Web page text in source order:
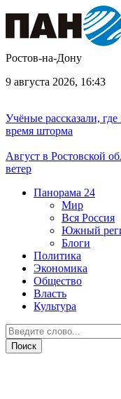
Ростов-на-Дону
9 августа 2026, 16:43
Учёные рассказали, где
время шторма
Август в Ростовской
ветер
Панорама 24
Мир
Вся Россия
Южный
Блоги
Политика
Экономика
Общество
Власть
Культура